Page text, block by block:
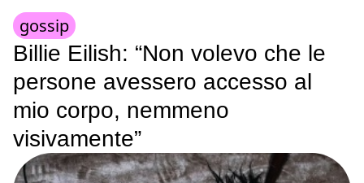
gossip
Billie Eilish: “Non volevo che le
persone avessero accesso al
mio corpo, nemmeno
visivamente”